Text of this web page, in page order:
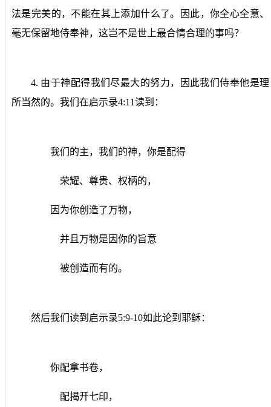
法是完美的，不能在其上添加什么了。因此，你全心全意、
毫无保留地侍奉神，这岂不是世上最合情合理的事吗？
4. 由于神配得我们尽最大的努力，因此我们侍奉他是理
所当然的。 我们在启示录4:11读到：
我们的主，我们的神，你是配得
荣耀、尊贵、权柄的，
因为你创造了万物，
并且万物是因你的旨意
被创造而有的。
然后我们读到启示录5:9-10如此论到耶稣：
你配拿书卷，
配揭开七印，